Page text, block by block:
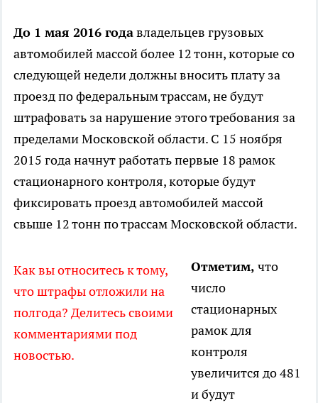
До 1 мая 2016 годавладельцев грузовых
автомобилей массой более 12 тонн, которые со
следующей недели должны вносить плату за
проезд по федеральным трассам, не будут
штрафовать за нарушение этого требования за
пределами Московской области. С 15 ноября
2015 года начнут работать первые 18 рамок
стационарного контроля, которые будут
фиксировать проезд автомобилей массой
свыше 12 тонн по трассам Московской области.
Как вы относитесь к тому,
что штрафы отложили на
полгода? Делитесь своими
комментариями под
новостью.
Отметим, что
число
стационарных
рамок для
контроля
увеличится до 481
и будут